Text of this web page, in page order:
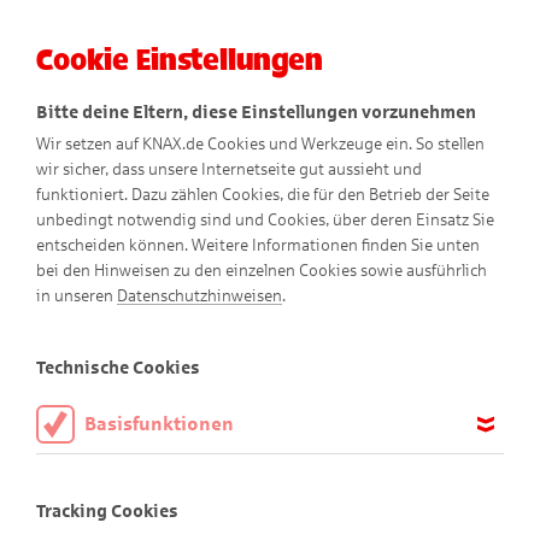
Teste dein Wissen!
Kennst du dich schon gut in der KNAX-Welt aus – oder bist
Cookie Einstellungen
Bitte deine Eltern, diese Einstellungen vorzunehmen
Wir setzen auf KNAX.de Cookies und Werkzeuge ein. So stellen
wir sicher, dass unsere Internetseite gut aussieht und
funktioniert. Dazu zählen Cookies, die für den Betrieb der Seite
unbedingt notwendig sind und Cookies, über deren Einsatz Sie
entscheiden können. Weitere Informationen finden Sie unten
bei den Hinweisen zu den einzelnen Cookies sowie ausführlich
in unseren Datenschutzhinweisen.
Technische Cookies
Basisfunktionen
aktiviert sein.
Tracking Cookies